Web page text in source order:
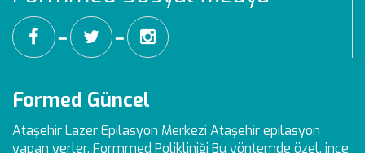
━ ━
Formed Güncel
Ataşehir Lazer Epilasyon Merkezi Ataşehir epilasyon
yapan yerler, Formmed Polikliniği Bu yöntemde özel, ince